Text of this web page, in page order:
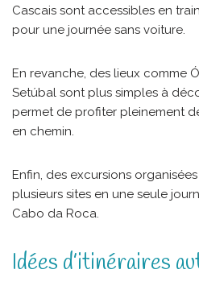
Cascais sont accessibles en
pour une journée sans voiture.
En revanche, des lieux comme
Setúbal sont plus simples à
permet de profiter pleinement
en chemin.
Enfin, des excursions
plusieurs sites en une seule
Cabo da Roca.
Idées d’itinéraires